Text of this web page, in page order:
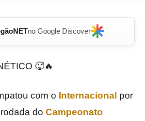
no Google Discover
🥵🔥
com o Internacional por
do Campeonato